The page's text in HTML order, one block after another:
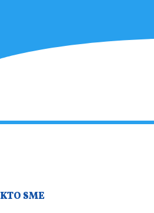
KTO SME